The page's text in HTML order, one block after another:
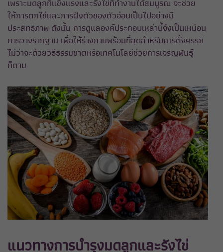
เพราะมดลูกที่แข็งแรงและรังไข่ที่ทำงานได้สมบูรณ์ จะช่วย
ให้การตกไข่และการฝังตัวของตัวอ่อนเป็นไปอย่างมี
ประสิทธิภาพ ดังนั้น การดูแลองค์ประกอบเหล่านี้จึงเป็นเหมือน
การวางรากฐาน เพื่อให้ร่างกายพร้อมที่สุดสำหรับการตั้งครรภ์
ไม่ว่าจะด้วยวิธีธรรมชาติหรือเทคโนโลยีช่วยการเจริญพันธุ์
ก็ตาม
แนวทางการบำรุงมดลูกและรังไข่